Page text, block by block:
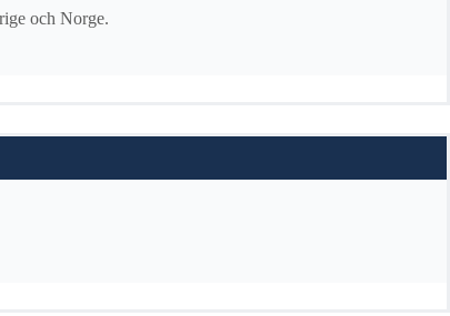
och Norge.